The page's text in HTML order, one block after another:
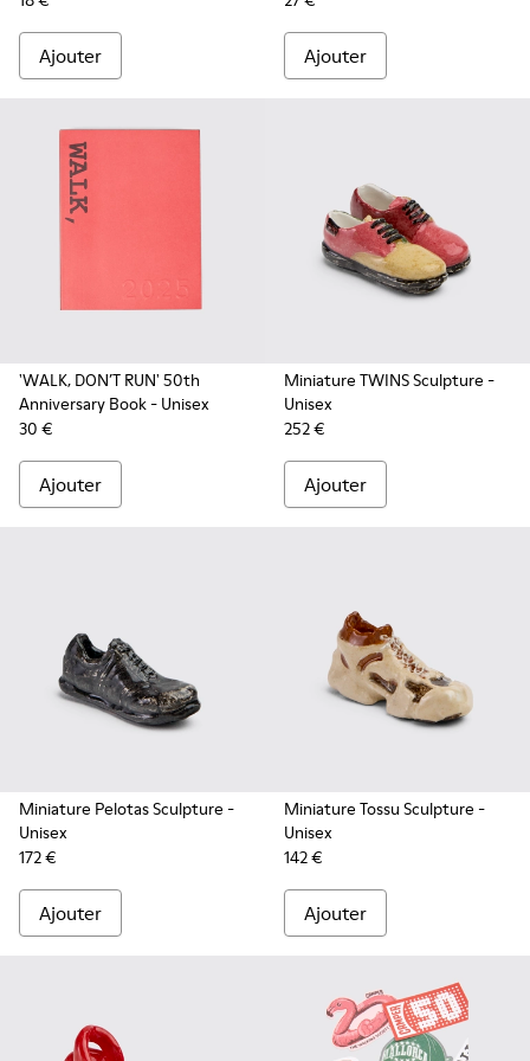
Ajouter Ajouter
'WALK, DON’T RUN' 50th
Anniversary Book- Unisex
30 €
Ajouter
Miniature TWINS Sculpture -
Unisex
252 €
Ajouter
Miniature Pelotas Sculpture -
Unisex
172 €
Ajouter
Miniature Tossu Sculpture -
Unisex
142 €
Ajouter